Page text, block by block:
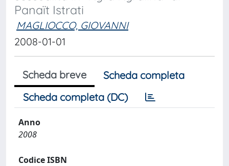
Panaït Istrati
MAGLIOCCO, GIOVANNI
2008-01-01
Scheda breve
Scheda completa
Scheda completa (DC)
Anno
2008
Codice ISBN